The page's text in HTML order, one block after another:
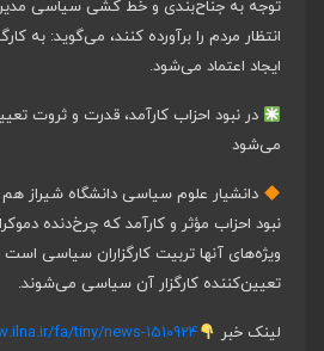
توجه به جناح‌بندی و خط کشی سیاسی
انتظار مردم را برآورده کنند، می‌گوید: به
ایجاد اعتماد می‌شود.
در نبود احزاب کارآمد، قدرت و ثروت
می‌شود
دانشیار علوم سیاسی دانشگاه شیراز هم
نبود احزاب مؤثر و کارآمد که چرخ‌دنده
ویژه‌های آنها تربیت کارگزاران سیاسی
تعیین‌کننده کارگزار آن سیاسی می‌شوند.
لینک خبر fa/tiny/news-1510924